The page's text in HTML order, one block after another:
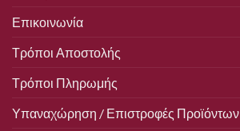
Επικοινωνία
Τρόποι Αποστολής
Τρόποι Πληρωμής
Υπαναχώρηση / Επιστροφές Προϊόντων